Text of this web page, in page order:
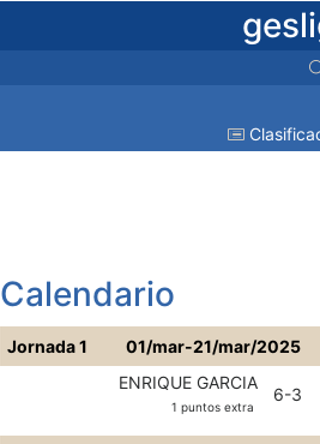
Calendario
Jornada 1
01/mar-21/mar/2025
ENRIQUE GARCIA
1 puntos extra
6-3